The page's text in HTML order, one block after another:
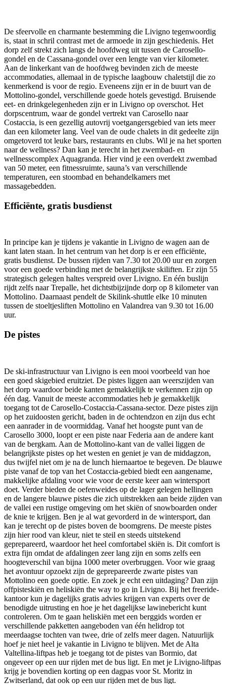
De sfeervolle en charmante bestemming die Livigno tegenwoordig
is, staat in schril contrast met de armoede in zijn geschiedenis. Het
dorp zelf strekt zich langs de hoofdweg uit tussen de Carosello-
gondel en de Cassana-gondel over een lengte van vier kilometer.
Aan de linkerkant van de hoofdweg bevinden zich de meeste
accommodaties, allemaal in de typische laagbouw chaletstijl die zo
kenmerkend is voor de regio. Eveneens zijn er in de buurt van de
Mottolino-gondel, verschillende goede hotels gevestigd. Bruisende
eet- en drinkgelegenheden zijn er in Livigno op overschot. Het
dorpscentrum, waar de gondel vertrekt van Carosello naar
Costaccia, is een gezellig autovrij voetgangersgebied van iets meer
dan een kilometer lang. Veel van de oude chalets in dit gedeelte zijn
omgetoverd tot leuke bars, restaurants en clubs. Wil je na het sporten
naar de wellness? Dan kan je terecht in het zwembad- en
wellnesscomplex Aquagranda. Hier vind je een overdekt zwembad
van 50 meter, een fitnessruimte, sauna’s van verschillende
temperaturen, een stoombad en behandelkamers met
massagebedden.
Efficiënte, gratis busdienst
In principe kan je tijdens je vakantie in Livigno de wagen aan de
kant laten staan. In het centrum van het dorp is er een efficiënte,
gratis busdienst. De bussen rijden van 7.30 tot 20.00 uur en zorgen
voor een goede verbinding met de belangrijkste skiliften. Er zijn 55
strategisch gelegen haltes verspreid over Livigno. En één buslijn
rijdt zelfs naar Trepalle, het dichtstbijzijnde dorp op 8 kilometer van
Mottolino. Daarnaast pendelt de Skilink-shuttle elke 10 minuten
tussen de stoeltjesliften Mottolino en Valandrea van 9.30 tot 16.00
uur.
De pistes
De ski-infrastructuur van Livigno is een mooi voorbeeld van hoe
een goed skigebied eruitziet. De pistes liggen aan weerszijden van
het dorp waardoor beide kanten gemakkelijk te verkennen zijn op
één dag. Vanuit de meeste accommodaties heb je gemakkelijk
toegang tot de Carosello-Costaccia-Cassana-sector. Deze pistes zijn
op het zuidoosten gericht, baden in de ochtendzon en zijn dus echt
een aanrader in de voormiddag. Vanaf het hoogste punt van de
Carosello 3000, loopt er een piste naar Federia aan de andere kant
van de bergkam. Aan de Mottolino-kant van de vallei liggen de
belangrijkste pistes op het westen en geniet je van de middagzon,
dus twijfel niet om je na de lunch hiernaartoe te begeven. De blauwe
piste vanaf de top van het Costaccia-gebied biedt een aangename,
makkelijke afdaling voor wie voor de eerste keer aan wintersport
doet. Verder bieden de oefenweides op de lager gelegen hellingen
en de langere blauwe pistes die zich uitstrekken aan beide zijden van
de vallei een rustige omgeving om het skiën of snowboarden onder
de knie te krijgen. Ben je al wat gevorderd in de wintersport, dan
kan je terecht op de pistes boven de boomgrens. De meeste pistes
zijn hier rood van kleur, niet te steil en steeds uitstekend
geprepareerd, waardoor het heel comfortabel skiën is. Dit comfort is
extra fijn omdat de afdalingen zeer lang zijn en soms zelfs een
hoogteverschil van bijna 1000 meter overbruggen. Voor wie graag
het avontuur opzoekt zijn de geprepareerde zwarte pistes van
Mottolino een goede optie. En zoek je echt een uitdaging? Dan zijn
offpisteskiën en heliskiën the way to go in Livigno. Bij het freeride-
kantoor kun je dagelijks gratis advies krijgen van experts over de
benodigde uitrusting en hoe je het dagelijkse lawinebericht kunt
controleren. Om te gaan heliskiën met een berggids worden er
verschillende pakketten aangeboden van één helidrop tot
meerdaagse tochten van twee, drie of zelfs meer dagen. Natuurlijk
hoef je niet heel je vakantie in Livigno te blijven. Met de Alta
Valtellina-liftpas heb je toegang tot de pistes van Bormio, dat
ongeveer op een uur rijden met de bus ligt. En met je Livigno-liftpas
krijg je bovendien korting op een dagpas voor St. Moritz in
Zwitserland, dat ook op een uur rijden met de bus ligt.